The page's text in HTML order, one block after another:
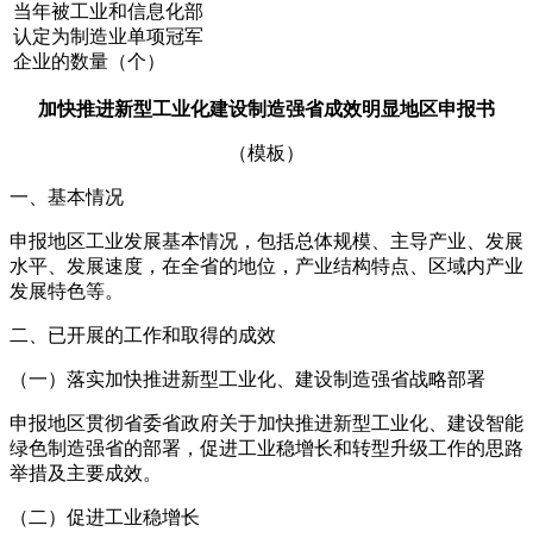
当年被工业和信息化部
认定为制造业单项冠军
企业的数量（个）
加快推进新型工业化建设制造强省成效明显地区申报书
（模板）
一、基本情况
申报地区工业发展基本情况，包括总体规模、主导产业、发展
水平、发展速度，在全省的地位，产业结构特点、区域内产业
发展特色等。
二、已开展的工作和取得的成效
（一）落实加快推进新型工业化、建设制造强省战略部署
申报地区贯彻省委省政府关于加快推进新型工业化、建设智能
绿色制造强省的部署，促进工业稳增长和转型升级工作的思路
举措及主要成效。
（二）促进工业稳增长